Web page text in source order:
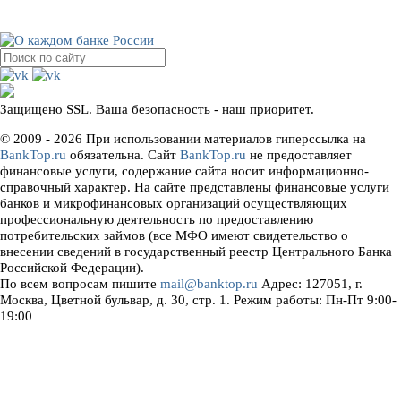
Защищено SSL. Ваша безопасность - наш приоритет.
© 2009 - 2026 При использовании материалов гиперссылка на
BankTop.ru обязательна. Сайт BankTop.ru не предоставляет
финансовые услуги, содержание сайта носит информационно-
справочный характер. На сайте представлены финансовые услуги
банков и микрофинансовых организаций осуществляющих
профессиональную деятельность по предоставлению
потребительских займов (все МФО имеют свидетельство о
внесении сведений в государственный реестр Центрального Банка
Российской Федерации).
По всем вопросам пишите mail@banktop.ru Адрес: 127051, г.
Москва, Цветной бульвар, д. 30, стр. 1. Режим работы: Пн-Пт 9:00-
19:00